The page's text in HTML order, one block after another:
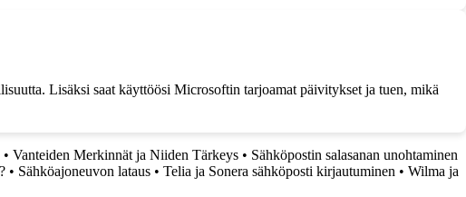
Lisäksi saat käyttöösi Microsoftin tarjoamat päivitykset ja tuen, mikä
• Vanteiden Merkinnät ja Niiden Tärkeys • Sähköpostin salasanan unohtaminen
• Sähköajoneuvon lataus • Telia ja Sonera sähköposti kirjautuminen • Wilma ja